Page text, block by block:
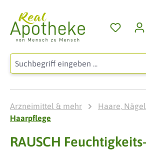
Zum Hauptinhalt springen
Arzneimittel & mehr
Haare,
Haarpflege
RAUSCH